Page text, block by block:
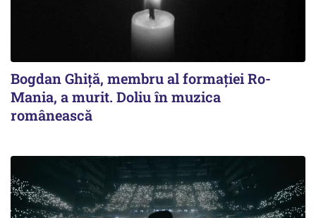
Bogdan Ghiță, membru al formației Ro-
Mania, a murit. Doliu în muzica
românească